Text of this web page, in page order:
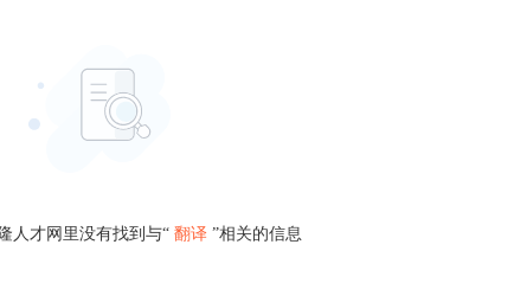
人才网里没有找到与“ 翻译 ”相关的信息